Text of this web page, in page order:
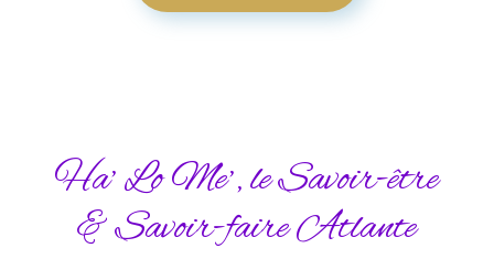
Ha’ Lo Me’, le Savoir-être
& Savoir-faire Atlante